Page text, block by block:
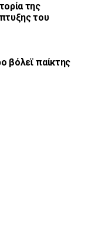
της
του
βόλεϊ παίκτης